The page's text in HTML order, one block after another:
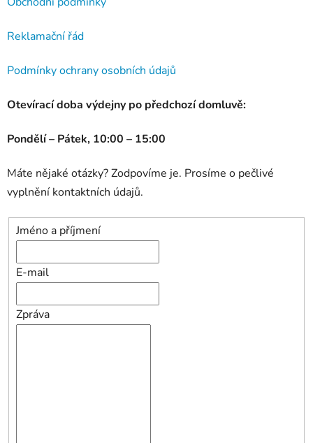
Reklamační řád
Podmínky ochrany osobních údajů
Otevírací doba výdejny po předchozí domluvě:
Pondělí – Pátek, 10:00 – 15:00
Máte nějaké otázky? Zodpovíme je. Prosíme o pečlivé
vyplnění kontaktních údajů.
Jméno a příjmení
E-mail
Zpráva